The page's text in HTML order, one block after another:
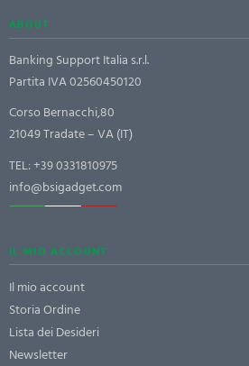
ABOUT
Banking Support Italia s.r.l.
Partita IVA 02560450120
Corso Bernacchi,80
21049 Tradate – VA (IT)
TEL:+39 0331810975
info@bsigadget.com
IL MIO ACCOUNT
Il mio account
Storia Ordine
Lista dei Desideri
Newsletter